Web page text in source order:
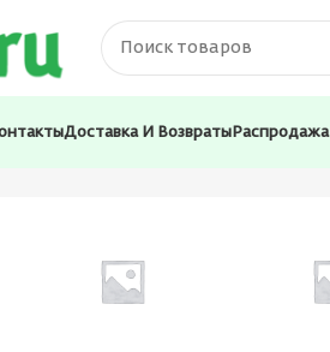
Доставка И Возвраты Распродажа